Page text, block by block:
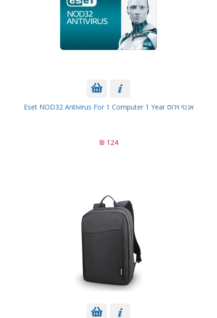
אנטי וירוס Eset NOD32 Antivirus For 1 Computer 1 Year
124 ₪